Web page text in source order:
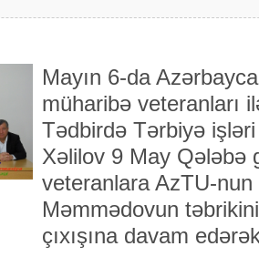
Mayın 6-da
müharibə veteranları
Tədbirdə Tərbiyə
Xəlilov 9 May Qələbə
veteranlara AzTU-
Məmmədovun
çıxışına davam